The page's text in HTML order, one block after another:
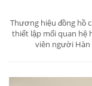
Thương hiệu đồng hồ
thiết lập mối quan hệ
viên người